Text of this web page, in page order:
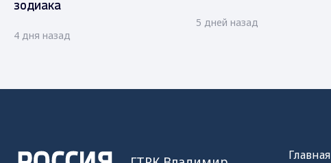
зодиака
4 дня назад
5 дней назад
Главная